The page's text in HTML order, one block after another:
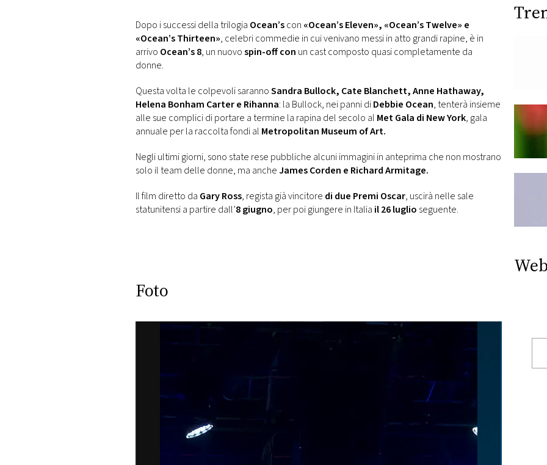
Dopo i successi della trilogia Ocean’scon «Ocean’s Eleven», «Ocean’s Twelve» e
«Ocean’s Thirteen», celebri commedie in cui venivano messi in atto grandi rapine, è in
arrivo Ocean’s 8, un nuovospin-off con un cast composto quasi completamente da
donne.
Questa volta le colpevoli sarannoSandra Bullock, Cate Blanchett, Anne Hathaway,
Helena Bonham Carter e Rihanna: la Bullock, nei panni diDebbie Ocean, tenterà insieme
alle sue complici di portare a termine la rapina del secolo al Met Gala di New York, gala
annuale per la raccolta fondi al Metropolitan Museum of Art.
Negli ultimi giorni, sono state rese pubbliche alcuni immagini in anteprima che non mostrano
solo il team delle donne, ma ancheJames Corden e Richard Armitage.
Il film diretto da Gary Ross, regista già vincitore di due Premi Oscar, uscirà nelle sale
statunitensi a partire dall’8 giugno, per poi giungere in Italia il 26 luglio seguente.
Foto